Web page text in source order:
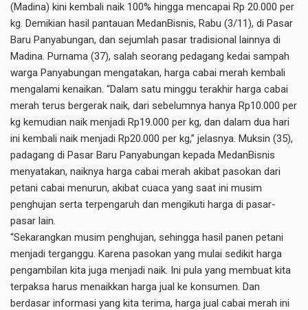
(Madina) kini kembali naik 100% hingga mencapai Rp 20.000 per
kg. Demikian hasil pantauan MedanBisnis, Rabu (3/11), di Pasar
Baru Panyabungan, dan sejumlah pasar tradisional lainnya di
Madina. Purnama (37), salah seorang pedagang kedai sampah
warga Panyabungan mengatakan, harga cabai merah kembali
mengalami kenaikan. “Dalam satu minggu terakhir harga cabai
merah terus bergerak naik, dari sebelumnya hanya Rp10.000 per
kg kemudian naik menjadi Rp19.000 per kg, dan dalam dua hari
ini kembali naik menjadi Rp20.000 per kg,” jelasnya. Muksin (35),
padagang di Pasar Baru Panyabungan kepada MedanBisnis
menyatakan, naiknya harga cabai merah akibat pasokan dari
petani cabai menurun, akibat cuaca yang saat ini musim
penghujan serta terpengaruh dan mengikuti harga di pasar-
pasar lain.
“Sekarangkan musim penghujan, sehingga hasil panen petani
menjadi terganggu. Karena pasokan yang mulai sedikit harga
pengambilan kita juga menjadi naik. Ini pula yang membuat kita
terpaksa harus menaikkan harga jual ke konsumen. Dan
berdasar informasi yang kita terima, harga jual cabai merah ini